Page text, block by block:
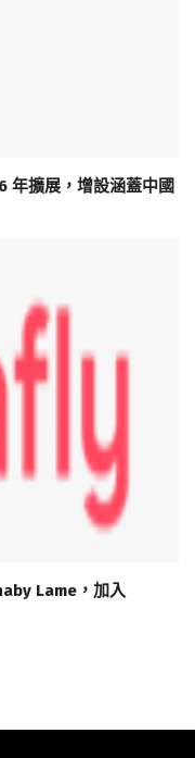
年擴展，增設涵蓋中國
Lame，加入